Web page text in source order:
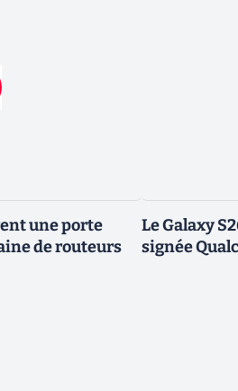
une porte
de routeurs
Le Galaxy
signée